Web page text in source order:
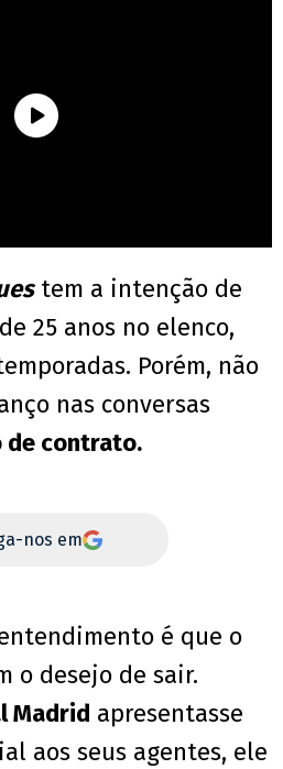
tem a intenção de
25 anos no elenco,
Porém, não
nas conversas
de contrato.
nos em
é que o
o desejo de sair.
Madrid apresentasse
aos seus agentes, ele